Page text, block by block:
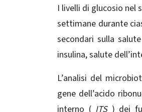
I livelli di glucosio nel
settimane durante
secondari sulla
insulina, salute
L’analisi del
gene dell’acido
interno ( ITS) dei